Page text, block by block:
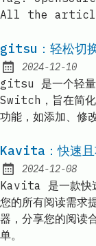
All the
gitsu：轻松切
Published:
2024-12-10
gitsu 是一个轻
Switch，旨在简
功能，如添加、修
Kavita：快速且
Published:
2024-12-08
Kavita 是一款快
您的所有阅读需求
器，分享您的阅
单。